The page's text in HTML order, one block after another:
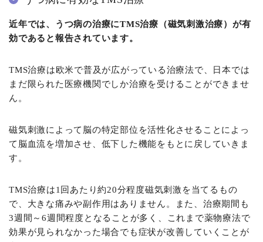
近年では、うつ病の治療にTMS治療（磁気刺激治療）が有
効であると報告されています。
TMS治療は欧米で普及が広がっている治療法で、日本では
まだ限られた医療機関でしか治療を受けることができませ
ん。
磁気刺激によって脳の特定部位を活性化させることによっ
て脳血流を増加させ、低下した機能をもとに戻していきま
す。
TMS治療は1回あたり約20分程度磁気刺激を当てるもの
で、大きな痛みや副作用はありません。また、治療期間も
3週間～6週間程度となることが多く、これまで薬物療法で
効果が見られなかった場合でも症状が改善していくことが